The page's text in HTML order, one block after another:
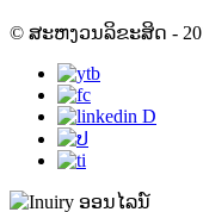
© ສະຫງວນລິຂະສິດ -